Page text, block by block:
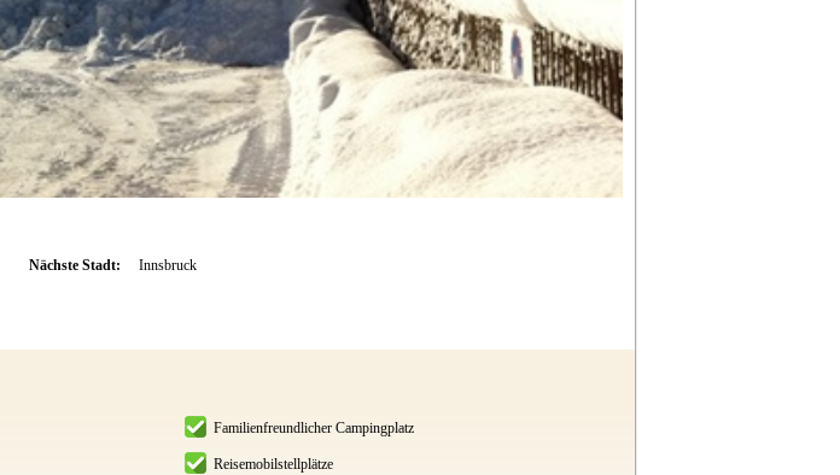
Nächste Stadt: Innsbruck
Familienfreundlicher Campingplatz
Reisemobilstellplätze